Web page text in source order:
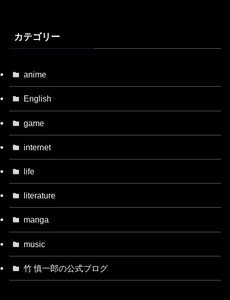
カテゴリー
anime
English
game
internet
life
literature
manga
music
竹 慎一郎の公式ブログ